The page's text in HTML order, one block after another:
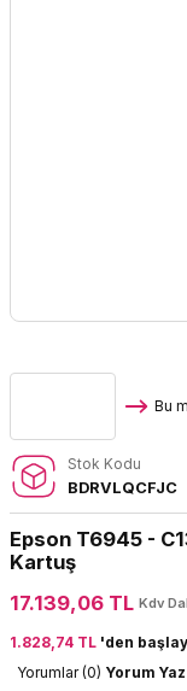
Bu
Stok Kodu
BDRVLQCFJC
Epson T6945 -
Kartuş
17.139,06 TL Kdv
1.828,74 TL 'den
Yorumlar (0) Yorum Yaz